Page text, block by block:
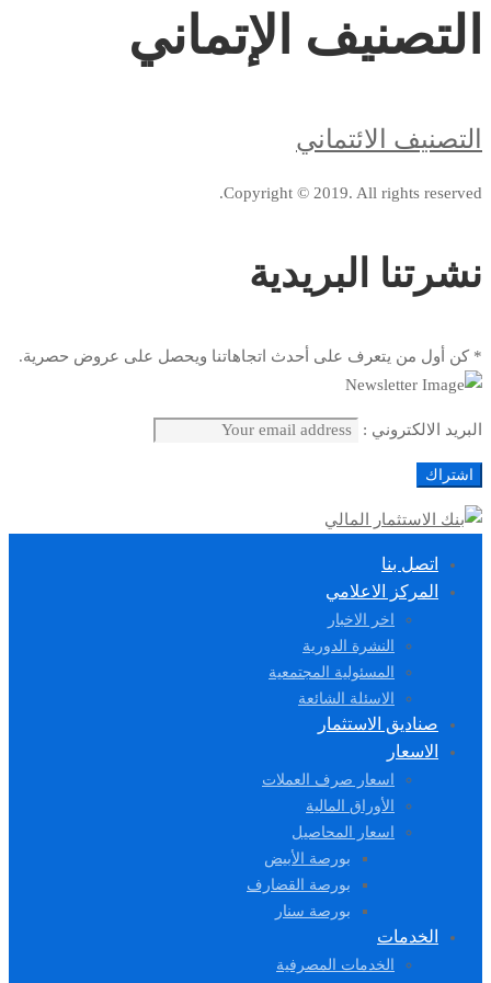
التصنيف الإتماني
التصنيف الائتماني
Copyright © 2019. All rights reserved.
نشرتنا البريدية
* كن أول من يتعرف على أحدث اتجاهاتنا ويحصل على عروض حصرية.
البريد الالكتروني :
اتصل بنا
المركز الاعلامي
اخر الاخبار
النشرة الدورية
المسئولية المجتمعية
الاسئلة الشائعة
صناديق الاستثمار
الاسعار
اسعار صرف العملات
الأوراق المالية
اسعار المحاصيل
بورصة الأبيض
بورصة القضارف
بورصة سنار
الخدمات
الخدمات المصرفية